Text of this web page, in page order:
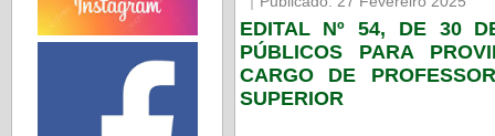
EDITAL Nº 54, DE 30
PÚBLICOS PARA
CARGO DE
SUPERIOR